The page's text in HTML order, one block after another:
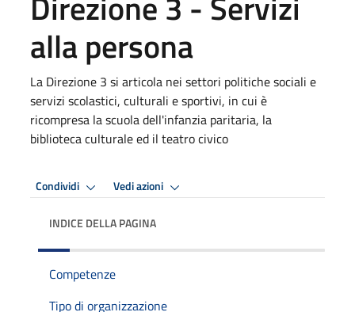
alla persona
La Direzione 3 si articola nei settori politiche sociali e
servizi scolastici, culturali e sportivi, in cui è
ricompresa la scuola dell'infanzia paritaria, la
biblioteca culturale ed il teatro civico
Condividi Vedi azioni
INDICE DELLA PAGINA
Competenze
Tipo di organizzazione